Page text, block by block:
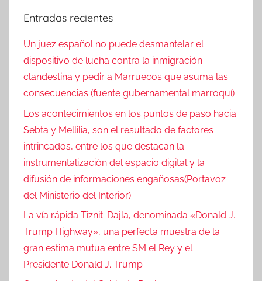
Entradas recientes
Un juez español no puede desmantelar el
dispositivo de lucha contra la inmigración
clandestina y pedir a Marruecos que asuma las
consecuencias (fuente gubernamental marroquí)
Los acontecimientos en los puntos de paso hacia
Sebta y Mellilia, son el resultado de factores
intrincados, entre los que destacan la
instrumentalización del espacio digital y la
difusión de informaciones engañosas(Portavoz
del Ministerio del Interior)
La vía rápida Tiznit-Dajla, denominada «Donald J.
Trump Highway», una perfecta muestra de la
gran estima mutua entre SM el Rey y el
Presidente Donald J. Trump